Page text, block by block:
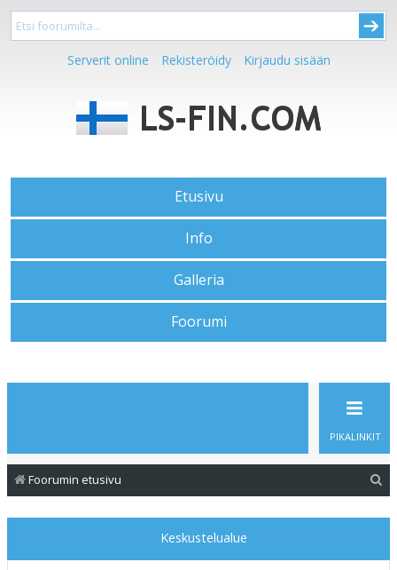
Serverit online Rekisteröidy Kirjaudu sisään
Etusivu
Info
Galleria
Foorumi
PIKALINKIT
Foorumin etusivu
Keskustelualue